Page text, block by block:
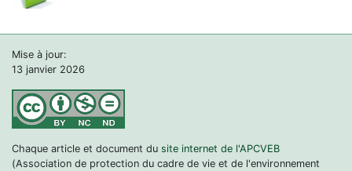
Mise à jour:
13 janvier 2026
Chaque article et document du site internet de l'APCVEB
(Association de protection du cadre de vie et de l'environnement